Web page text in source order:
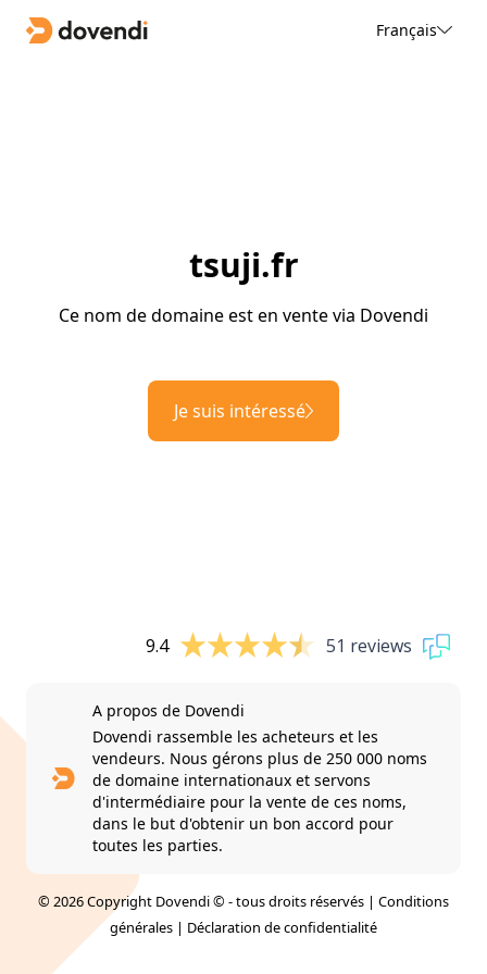
Français
tsuji.fr
Ce nom de domaine est en vente via Dovendi
Je suis intéressé
9.4 51 reviews
A propos de Dovendi
Dovendi rassemble les acheteurs et les
vendeurs. Nous gérons plus de 250 000 noms
de domaine internationaux et servons
d'intermédiaire pour la vente de ces noms,
dans le but d'obtenir un bon accord pour
toutes les parties.
© 2026 Copyright Dovendi © - tous droits réservés | Conditions
générales | Déclaration de confidentialité